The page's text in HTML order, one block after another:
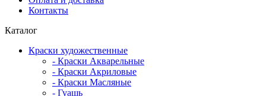
Контакты
Каталог
Краски художественные
- Краски Акварельные
- Краски Акриловые
- Краски Масляные
- Гуашь